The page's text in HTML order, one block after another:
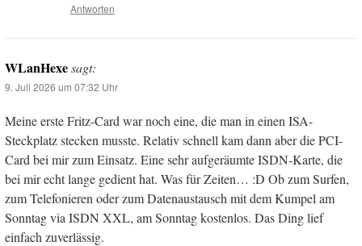
Antworten
WLanHexesagt:
9. Juli 2026 um 07:32 Uhr
Meine erste Fritz-Card war noch eine, die man in einen ISA-
Steckplatz stecken musste. Relativ schnell kam dann aber die PCI-
Card bei mir zum Einsatz. Eine sehr aufgeräumte ISDN-Karte, die
bei mir echt lange gedient hat. Was für Zeiten… :D Ob zum Surfen,
zum Telefonieren oder zum Datenaustausch mit dem Kumpel am
Sonntag via ISDN XXL, am Sonntag kostenlos. Das Ding lief
einfach zuverlässig.